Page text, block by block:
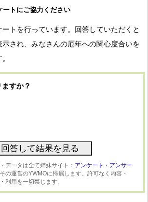
ートにご協力ください
トを行っています。回答していただくと
され、みなさんの厄年への関心度合いを
すか？
データは全て姉妹サイト： アンケート・アンサー
の運営のYWMOに帰属します。許可なく内容・
利用を一切禁じます。